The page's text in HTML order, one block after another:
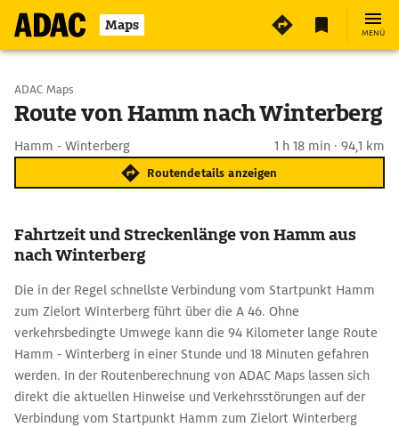
Maps MENÜ
Start wählen
ADAC Maps
Route von Hamm nach Winterberg
Hamm - Winterberg 1 h 18 min · 94,1 km
Routendetails anzeigen
Fahrtzeit und Streckenlänge von Hamm aus
nach Winterberg
Die in der Regel schnellste Verbindung vom Startpunkt Hamm
zum Zielort Winterberg führt über die A 46. Ohne
verkehrsbedingte Umwege kann die 94 Kilometer lange Route
Hamm - Winterberg in einer Stunde und 18 Minuten gefahren
werden. In der Routenberechnung von ADAC Maps lassen sich
direkt die aktuellen Hinweise und Verkehrsstörungen auf der
Verbindung vom Startpunkt Hamm zum Zielort Winterberg